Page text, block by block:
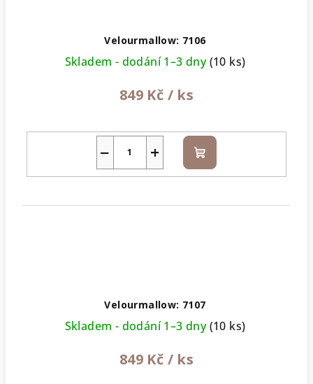
Velourmallow: 7106
Skladem - dodání 1–3 dny(10 ks)
849 Kč / ks
+
− Do
košíku
Velourmallow: 7107
Skladem - dodání 1–3 dny(10 ks)
849 Kč / ks